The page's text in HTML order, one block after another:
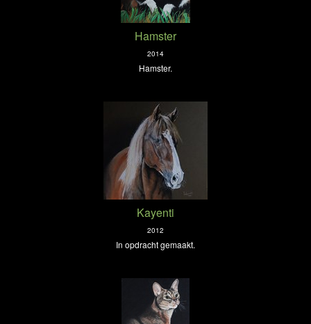
Hamster
2014
Hamster.
Kayenti
2012
In opdracht gemaakt.